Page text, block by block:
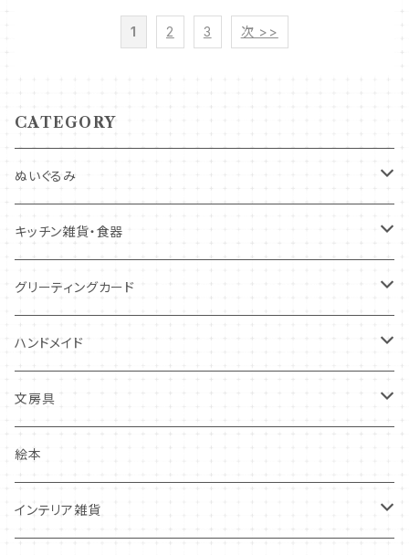
1 2 3 次 >>
CATEGORY
ぬいぐるみ
キツネ
犬
その他
キッチン雑貨・食器
コースター・布製品
食器
その他
グリーティングカード
バースデーカード
多目的カード
クリスマス・冬の季節
ポストカード
ハンドメイド
ニードルフエルト
ワッペン
抜型、シリコンモールド
文房具
ノート・メモ・付箋
レターセット
絵本
インテリア雑貨